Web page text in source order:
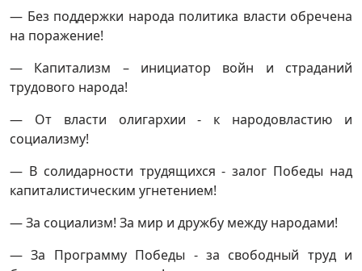
— Без поддержки народа политика власти обречена
на поражение!
— Капитализм – инициатор войн и страданий
трудового народа!
— От власти олигархии - к народовластию и
социализму!
— В солидарности трудящихся - залог Победы над
капиталистическим угнетением!
— За социализм! За мир и дружбу между народами!
— За Программу Победы - за свободный труд и